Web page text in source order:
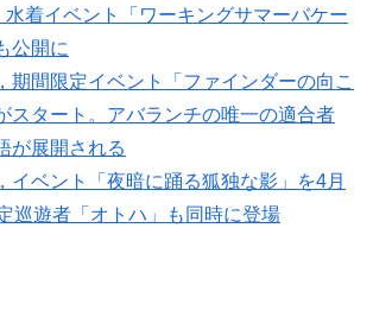
着イベント「ワーキングサマーバケー
公開に
期間限定イベント「ファインダーの向こ
スタート。アバランチの唯一の適合者
が展開される
イベント「夜暗に踊る狐独な影」を4月
巡遊者「オトハ」も同時に登場